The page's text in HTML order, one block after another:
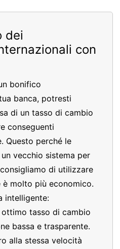
dei
con
bonifico
banca, potresti
di un tasso di cambio
conseguenti
Questo perché le
vecchio sistema per
di utilizzare
è molto più economico.
intelligente:
tasso di cambio
bassa e trasparente.
alla stessa velocità